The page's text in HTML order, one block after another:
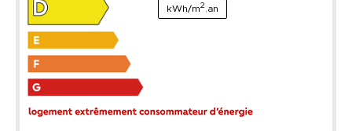
kWh/m2 .an